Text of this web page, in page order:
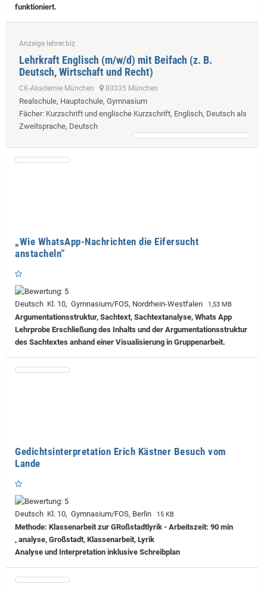
funktioniert.
Anzeige lehrer.biz
Lehrkraft Englisch (m/w/d) mit Beifach (z. B.
Deutsch, Wirtschaft und Recht)
CK-Akademie München 80335 München
Realschule, Hauptschule, Gymnasium
Fächer: Kurzschrift und englische Kurzschrift, Englisch, Deutsch als
Zweitsprache, Deutsch
„Wie WhatsApp-Nachrichten die Eifersucht
anstacheln“
Deutsch Kl. 10, Gymnasium/FOS, Nordrhein-Westfalen 1,53 MB
Argumentationsstruktur, Sachtext, Sachtextanalyse, Whats App
Lehrprobe Erschließung des Inhalts und der Argumentationsstruktur
des Sachtextes anhand einer Visualisierung in Gruppenarbeit.
Gedichtsinterpretation Erich Kästner Besuch vom
Lande
Deutsch Kl. 10, Gymnasium/FOS, Berlin 15 KB
Methode: Klassenarbeit zur GRoßstadtlyrik - Arbeitszeit: 90 min
, analyse, Großstadt, Klassenarbeit, Lyrik
Analyse und Interpretation inklusive Schreibplan